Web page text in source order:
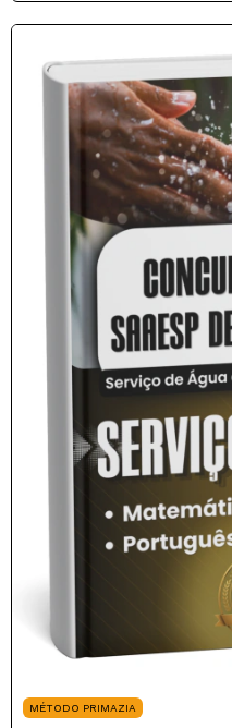
MÉTODO PRIMAZIA